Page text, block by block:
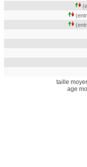
taille
age